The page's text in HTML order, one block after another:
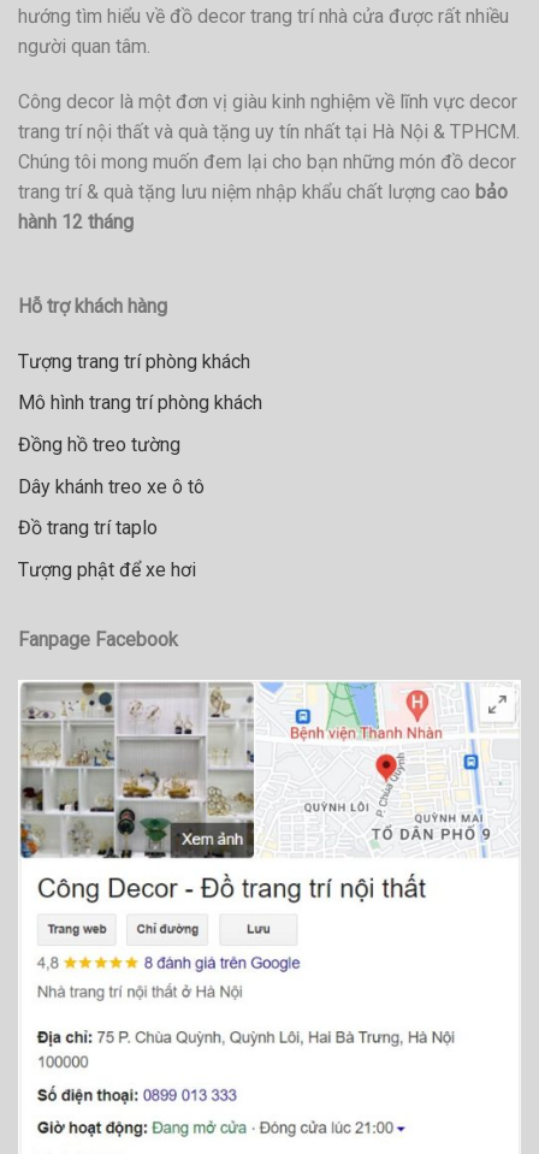
hướng tìm hiểu về đồ decor trang trí nhà cửa được rất nhiều
người quan tâm.
Công decor là một đơn vị giàu kinh nghiệm về lĩnh vực decor
trang trí nội thất và quà tặng uy tín nhất tại Hà Nội & TPHCM.
Chúng tôi mong muốn đem lại cho bạn những món đồ decor
trang trí & quà tặng lưu niệm nhập khẩu chất lượng cao bảo
hành 12 tháng
Hỗ trợ khách hàng
Tượng trang trí phòng khách
Mô hình trang trí phòng khách
Đồng hồ treo tường
Dây khánh treo xe ô tô
Đồ trang trí taplo
Tượng phật để xe hơi
Fanpage Facebook